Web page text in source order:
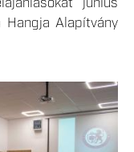
Alapítvány